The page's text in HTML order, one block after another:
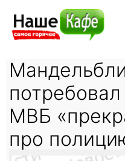
МВБ
про